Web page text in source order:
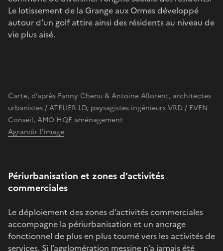
Le lotissement de la Grange aux Ormes développé
autour d’un golf attire ainsi des résidents au niveau de
vie plus aisé.
Carte, d’après Fanny Chenu & Antoine Allorent, architectes
urbanistes / ATELIER LD, paysagistes ingénieurs VRD / EVEN
Conseil, AMO HQE aménagement
Agrandir l'image
Périurbanisation et zones d’activités
commerciales
Le déploiement des zones d’activités commerciales
accompagne la périurbanisation et un ancrage
fonctionnel de plus en plus tourné vers les activités de
services. Si l’agglomération messine n’a jamais été